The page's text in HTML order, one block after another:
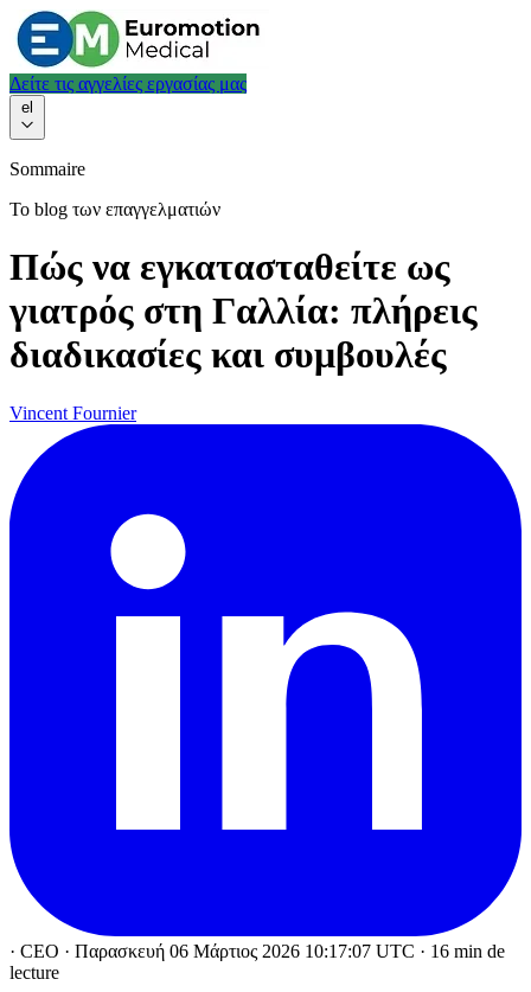
Δείτε τις αγγελίες εργασίας μας
el
Sommaire
Το blog των επαγγελματιών
Πώς να εγκατασταθείτε ως
γιατρός στη Γαλλία: πλήρεις
διαδικασίες και συμβουλές
Vincent Fournier
· CEO · Παρασκευή 06 Μάρτιος 2026 10:17:07 UTC · 16 min de
lecture